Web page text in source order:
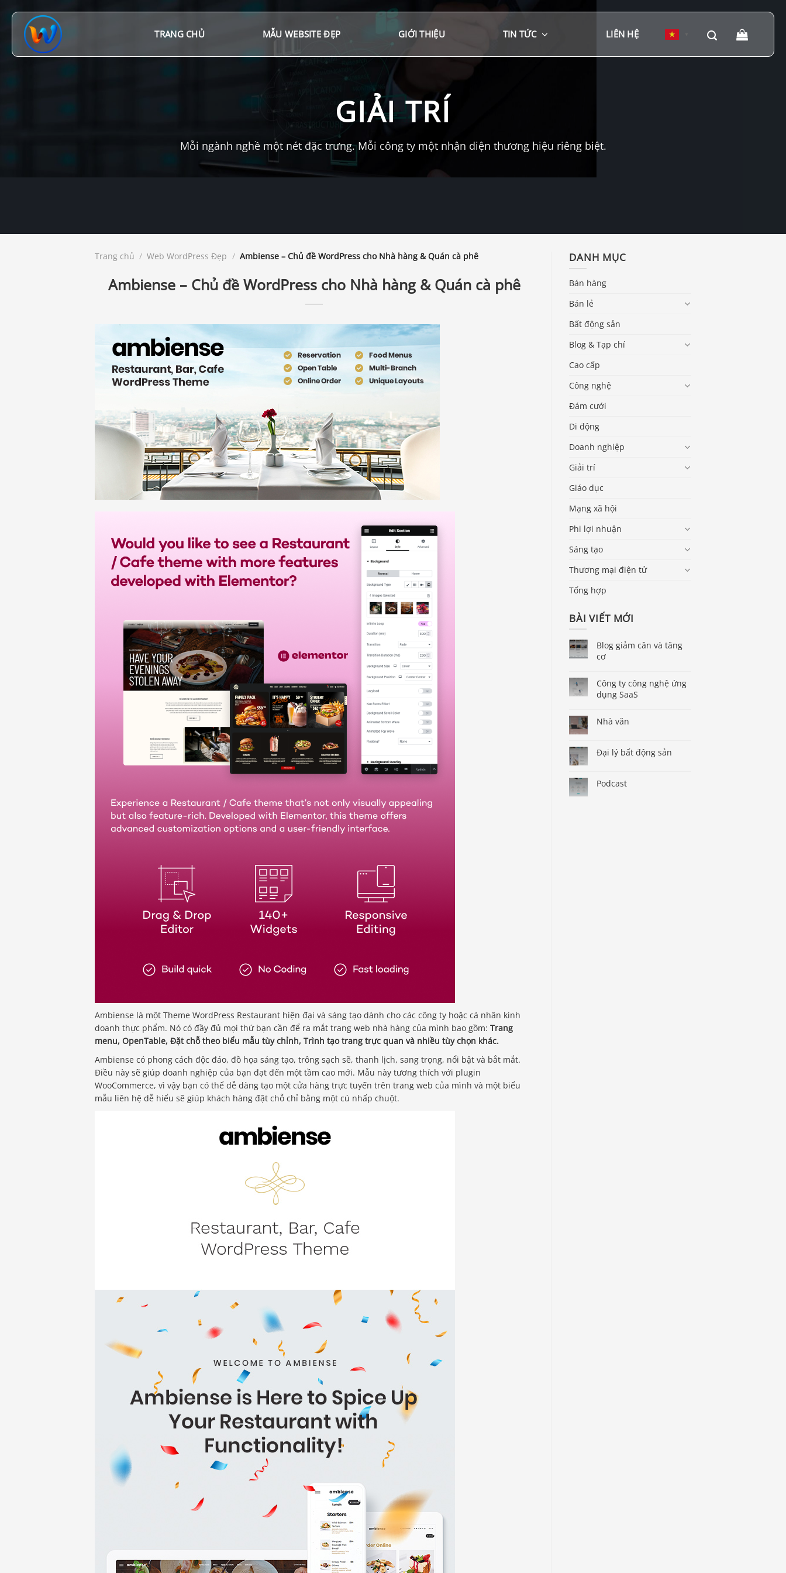
đến
TRANG CHỦ MẪU WEBSITE ĐẸP GIỚI THIỆU TIN TỨC LIÊN HỆ
GIẢI TRÍ
Mỗi ngành nghề một nét đặc trưng. Mỗi công ty một nhận diện thương hiệu riêng biệt.
Trang chủ / Web WordPress Đẹp / Ambiense – Chủ đề WordPress cho Nhà hàng & Quán cà phê
Ambiense – Chủ đề WordPress cho Nhà hàng & Quán cà phê
Ambiense là một Theme WordPress Restaurant hiện đại và sáng tạo dành cho các công ty hoặc cá nhân kinh
doanh thực phẩm. Nó có đầy đủ mọi thứ bạn cần để ra mắt trang web nhà hàng của mình bao gồm: Trang
menu, OpenTable, Đặt chỗ theo biểu mẫu tùy chỉnh, Trình tạo trang trực quan và nhiều tùy chọn khác.
Ambiense có phong cách độc đáo, đồ họa sáng tạo, trông sạch sẽ, thanh lịch, sang trọng, nổi bật và bắt mắt.
Điều này sẽ giúp doanh nghiệp của bạn đạt đến một tầm cao mới. Mẫu này tương thích với plugin
WooCommerce, vì vậy bạn có thể dễ dàng tạo một cửa hàng trực tuyến trên trang web của mình và một biểu
mẫu liên hệ dễ hiểu sẽ giúp khách hàng đặt chỗ chỉ bằng một cú nhấp chuột.
DANH MỤC
Bán hàng
Bán lẻ
Bất động sản
Blog & Tạp chí
Cao cấp
Công nghệ
Đám cưới
Di động
Doanh nghiệp
Giải trí
Giáo dục
Mạng xã hội
Phi lợi nhuận
Sáng tạo
Thương mại điện tử
Tổng hợp
BÀI VIẾT MỚI
Blog giảm cân và tăng
cơ
Công ty công nghệ ứng
dụng SaaS
Nhà văn
Đại lý bất động sản
Podcast